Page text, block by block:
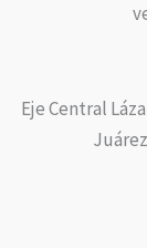
Eje Central